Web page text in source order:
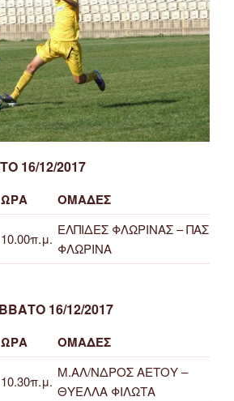
16/12/2017
ΩΡΑ ΟΜΑΔΕΣ
10.00π.μ.
ΕΛΠΙΔΕΣ ΦΛΩΡΙΝΑΣ – ΠΑΣ
ΦΛΩΡΙΝΑ
16/12/2017
ΩΡΑ ΟΜΑΔΕΣ
10.30π.μ.
Μ.ΑΛ/ΝΔΡΟΣ ΑΕΤΟΥ –
ΘΥΕΛΛΑ ΦΙΛΩΤΑ